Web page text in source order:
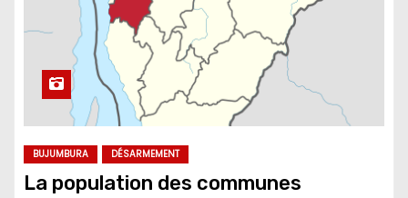
BUJUMBURA DÉSARMEMENT
La population des communes